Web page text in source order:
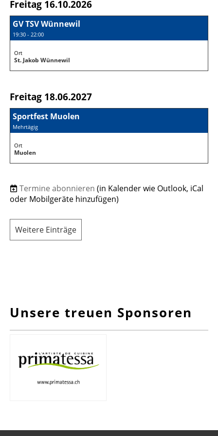
Freitag 16.10.2026
GV TSV Wünnewil
19:30 - 22:00
Ort
St. Jakob Wünnewil
Freitag 18.06.2027
Sportfest Muolen
Mehrtägig
Ort
Muolen
Termine abonnieren (in Kalender wie Outlook, iCal
oder Mobilgeräte hinzufügen)
Weitere Einträge
Unsere treuen Sponsoren